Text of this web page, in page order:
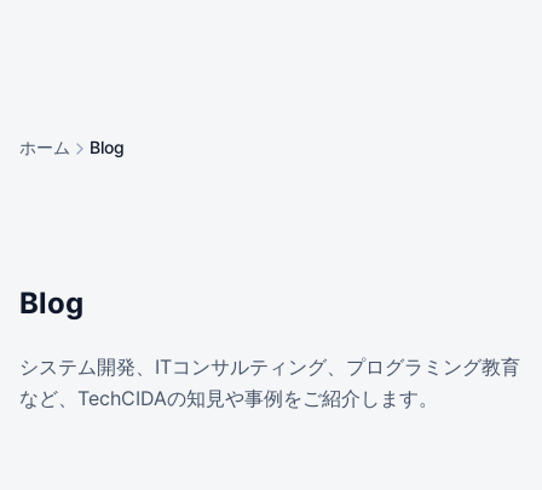
ホーム Blog
Blog
システム開発、ITコンサルティング、プログラミング教育
など、TechCIDAの知見や事例をご紹介します。